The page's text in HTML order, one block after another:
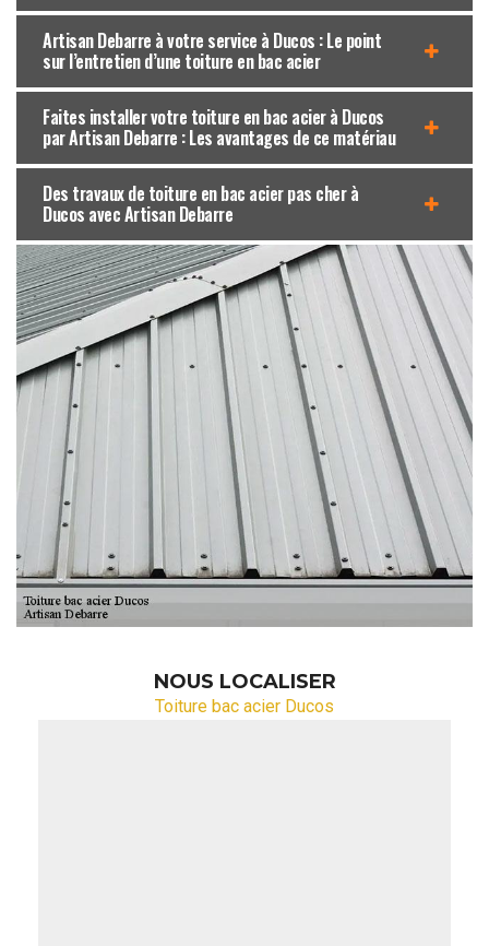
Artisan Debarre à votre service à Ducos : Le point
sur l’entretien d’une toiture en bac acier
Faites installer votre toiture en bac acier à Ducos
par Artisan Debarre : Les avantages de ce matériau
Des travaux de toiture en bac acier pas cher à
Ducos avec Artisan Debarre
NOUS LOCALISER
Toiture bac acier Ducos